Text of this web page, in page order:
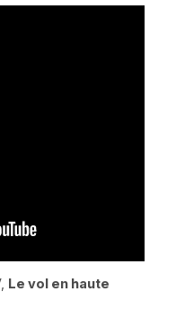
Le vol en haute